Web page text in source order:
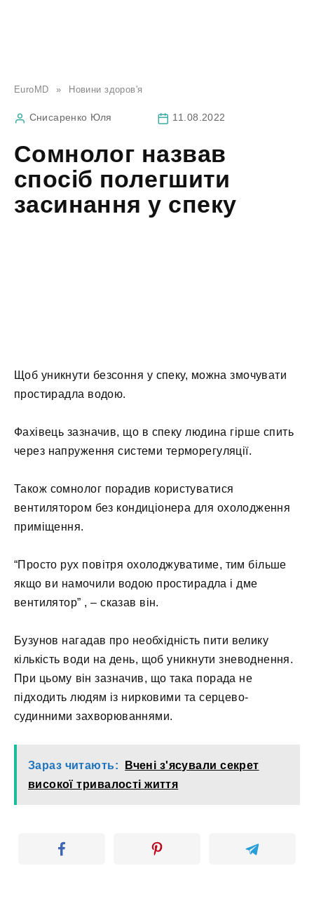
EuroMD » Новини здоров'я
Снисаренко Юля 11.08.2022
Сомнолог назвав
спосіб полегшити
засинання у спеку
Щоб уникнути безсоння у спеку, можна змочувати
простирадла водою.
Фахівець зазначив, що в спеку людина гірше спить
через напруження системи терморегуляції.
Також сомнолог порадив користуватися
вентилятором без кондиціонера для охолодження
приміщення.
“Просто рух повітря охолоджуватиме, тим більше
якщо ви намочили водою простирадла і дме
вентилятор” , – сказав він.
Бузунов нагадав про необхідність пити велику
кількість води на день, щоб уникнути зневоднення.
При цьому він зазначив, що така порада не
підходить людям із нирковими та серцево-
судинними захворюваннями.
Зараз читають:
Вчені з'ясували секрет
високої тривалості життя